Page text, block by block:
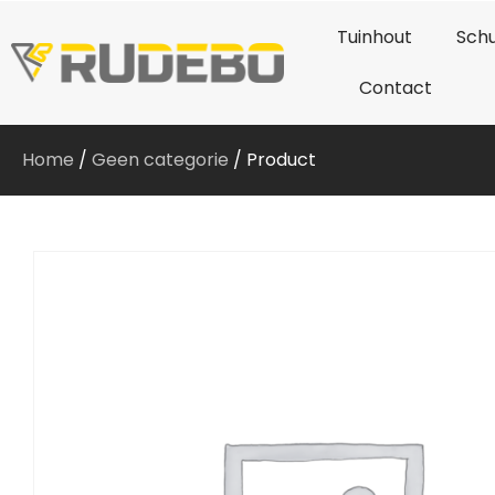
Tuinhout
Contact
Home / Geen categorie / Product